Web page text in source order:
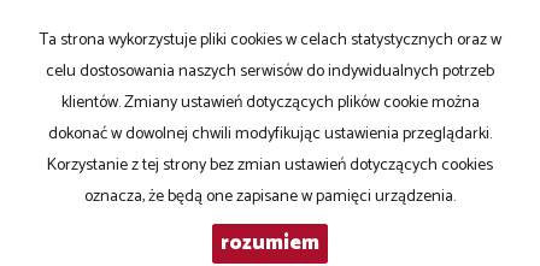
Lokalena sprzedaż
Halena sprzedaż
Obiektyna sprzedaż
Strona główna Finanse Kontakt notatnik O firmie
Program dla biur nieruchomości
Ta strona wykorzystuje pliki cookies w celach statystycznych oraz w
celu dostosowania naszych serwisów do indywidualnych potrzeb
klientów. Zmiany ustawień dotyczących plików cookie można
dokonać w dowolnej chwili modyfikując ustawienia przeglądarki.
Korzystanie z tej strony bez zmian ustawień dotyczących cookies
oznacza, że będą one zapisane w pamięci urządzenia.
rozumiem